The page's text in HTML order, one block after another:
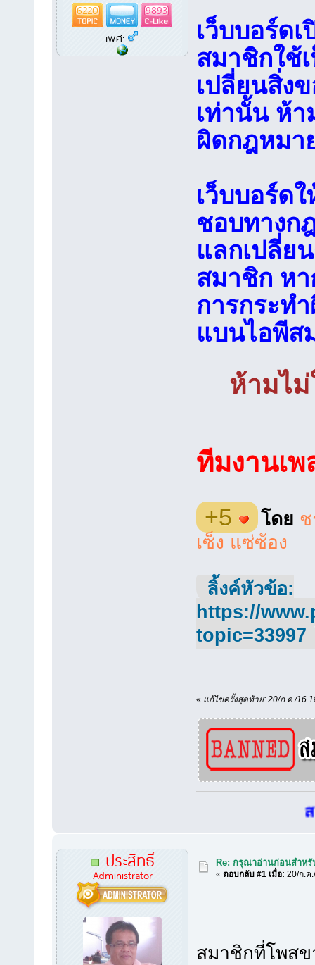
6220
9893
เพศ:
เว็บบอร์ด
สมาชิกใช้
เปลี่ยนสิ่ง
เท่านั้น ห้
ผิดกฎหมา
เว็บบอร์ด
ชอบทางก
แลกเปลี่ย
สมาชิก ห
การกระท
แบนไอพีส
ห้ามไม่
ทีมงานเพ
+5 โดย ช
เซ็ง แซ่ซ้อง
ลิ้งค์หัวข้อ:
https://
topic=33997
« แก้ไขครั้งสุดท้าย: 20/ก.ค./16
สม
ประสิทธิ์
Administrator
Re: กรุณาอ่านก่อนสำห
«ตอบกลับ #1 เมื่อ: 20/ก.ค
สมาชิกที่โพส